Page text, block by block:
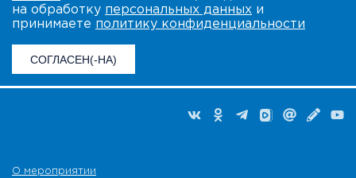
на обработку персональных данных и
принимаете политику конфиденциальности
СОГЛАСЕН(-НА)
О мероприятии